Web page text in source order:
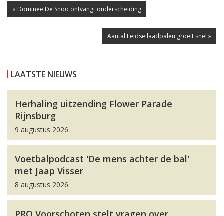
« Dominee De Snoo ontvangt onderscheiding
Aantal Leidse laadpalen groeit snel »
LAATSTE NIEUWS
Herhaling uitzending Flower Parade
Rijnsburg
9 augustus 2026
Voetbalpodcast 'De mens achter de bal'
met Jaap Visser
8 augustus 2026